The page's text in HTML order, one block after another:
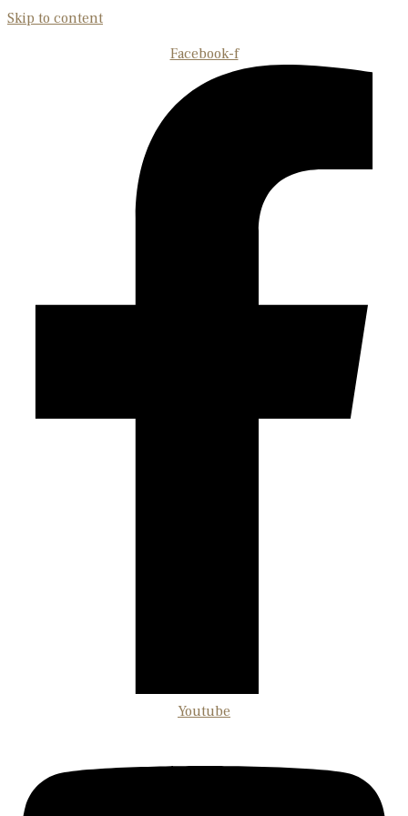
Skip to content
Facebook-f
Youtube